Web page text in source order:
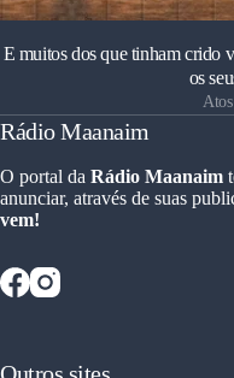
E muitos dos que tinham crido
os
Rádio Maanaim
O portal da Rádio Maanaim
anunciar, através de suas
vem!